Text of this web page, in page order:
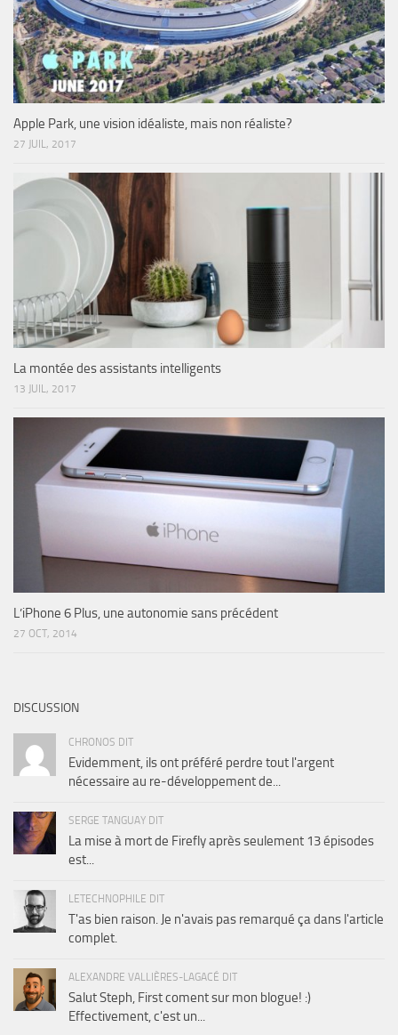
Apple Park, une vision idéaliste, mais non réaliste?
27 JUIL, 2017
La montée des assistants intelligents
13 JUIL, 2017
L’iPhone 6 Plus, une autonomie sans précédent
27 OCT, 2014
DISCUSSION
CHRONOS DIT
Evidemment, ils ont préféré perdre tout l'argent
nécessaire au re-développement de...
SERGE TANGUAY DIT
La mise à mort de Firefly après seulement 13 épisodes
est...
LETECHNOPHILE DIT
T'as bien raison. Je n'avais pas remarqué ça dans l'article
complet.
ALEXANDRE VALLIÈRES-LAGACÉ DIT
Salut Steph, First coment sur mon blogue! :)
Effectivement, c'est un...